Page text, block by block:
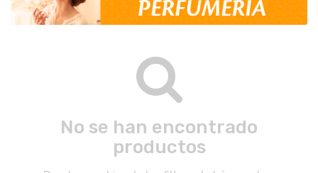
No se han encontrado
productos